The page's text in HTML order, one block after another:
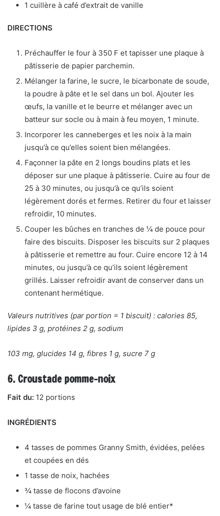
1 cuillère à café d’extrait de vanille
DIRECTIONS
Préchauffer le four à 350 F et tapisser une plaque à
pâtisserie de papier parchemin.
Mélanger la farine, le sucre, le bicarbonate de soude,
la poudre à pâte et le sel dans un bol. Ajouter les
œufs, la vanille et le beurre et mélanger avec un
batteur sur socle ou à main à feu moyen, 1 minute.
Incorporer les canneberges et les noix à la main
jusqu’à ce qu’elles soient bien mélangées.
Façonner la pâte en 2 longs boudins plats et les
déposer sur une plaque à pâtisserie. Cuire au four de
25 à 30 minutes, ou jusqu’à ce qu’ils soient
légèrement dorés et fermes. Retirer du four et laisser
refroidir, 10 minutes.
Couper les bûches en tranches de ¼ de pouce pour
faire des biscuits. Disposer les biscuits sur 2 plaques
à pâtisserie et remettre au four. Cuire encore 12 à 14
minutes, ou jusqu’à ce qu’ils soient légèrement
grillés. Laisser refroidir avant de conserver dans un
contenant hermétique.
Valeurs nutritives (par portion = 1 biscuit) : calories 85,
lipides 3 g, protéines 2 g, sodium
103 mg, glucides 14 g, fibres 1 g, sucre 7 g
6. Croustade pomme-noix
Fait du: 12 portions
INGRÉDIENTS
4 tasses de pommes Granny Smith, évidées, pelées
et coupées en dés
1 tasse de noix, hachées
¾ tasse de flocons d’avoine
¼ tasse de farine tout usage de blé entier*